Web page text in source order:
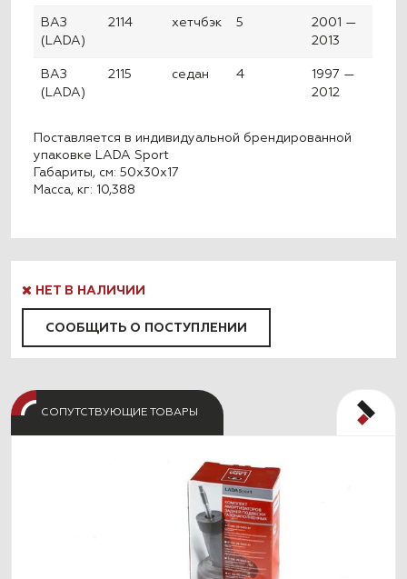
ВАЗ
(LADA)
2114 хетчбэк 5
2001 —
2013
ВАЗ
(LADA)
2115 седан 4
1997 —
2012
Поставляется в индивидуальной брендированной
упаковке LADA Sport
Габариты, см: 50x30x17
Масса, кг: 10,388
НЕТ В НАЛИЧИИ
СООБЩИТЬ О ПОСТУПЛЕНИИ
СОПУТСТВУЮЩИЕ ТОВАРЫ